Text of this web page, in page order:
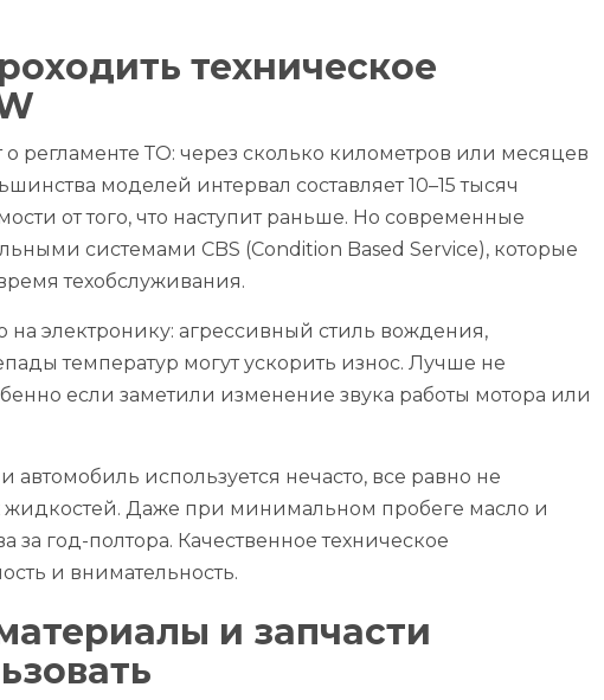
техническое
регламенте ТО: через сколько километров или месяцев
моделей интервал составляет 10–15 тысяч
от того, что наступит раньше. Но современные
системами CBS (Condition Based Service), которые
техобслуживания.
на электронику: агрессивный стиль вождения,
температур могут ускорить износ. Лучше не
если заметили изменение звука работы мотора или
автомобиль используется нечасто, все равно не
жидкостей. Даже при минимальном пробеге масло и
за год-полтора. Качественное техническое
и внимательность.
и запчасти